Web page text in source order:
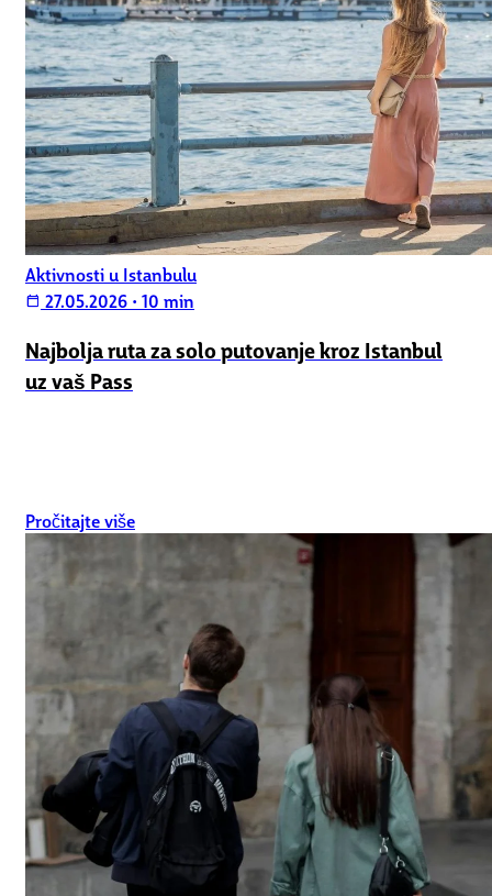
Aktivnosti u Istanbulu
calendar_today 27.05.2026 • 10 min
Najbolja ruta za solo putovanje kroz Istanbul
uz vaš Pass
Pročitajte više